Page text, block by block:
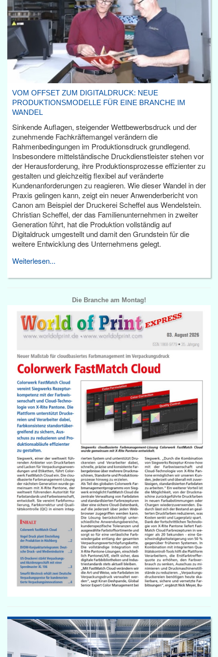
VOM OFFSET ZUM DIGITALDRUCK: NEUE
PRODUKTIONSMODELLE FÜR EINE BRANCHE IM
WANDEL
Sinkende Auflagen, steigender Wettbewerbsdruck und der
zunehmende Fachkräftemangel verändern die
Rahmenbedingungen im Produktionsdruck grundlegend.
Insbesondere mittelständische Druckdienstleister stehen vor
der Herausforderung, ihre Produktionsprozesse effizienter zu
gestalten und gleichzeitig flexibel auf veränderte
Kundenanforderungen zu reagieren. Wie dieser Wandel in der
Praxis gelingen kann, zeigt ein neuer Anwenderbericht von
Canon am Beispiel der Druckerei Scheffel aus Wendelstein.
Christian Scheffel, der das Familienunternehmen in zweiter
Generation führt, hat die Produktion vollständig auf
Digitaldruck umgestellt und damit den Grundstein für die
weitere Entwicklung des Unternehmens gelegt.
Weiterlesen...
Die Branche am Montag!